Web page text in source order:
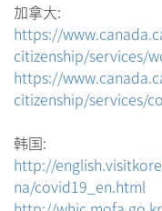
加拿大:
https://
citizenship/services/
https://
citizenship/services/
韩国:
http://
na/covid19_en.html